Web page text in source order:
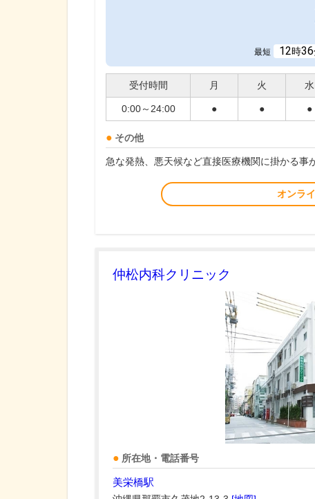
最短 12時36
受付時間 月 火 水
0:00～24:00 ● ● ●
その他
急な発熱、悪天候など直接医療機関に掛かる事
オンラ
仲松内科クリニック
所在地・電話番号
美栄橋駅